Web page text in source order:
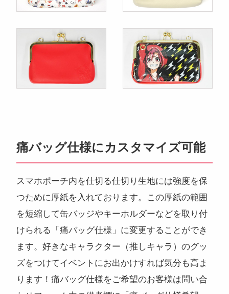
痛バッグ仕様にカスタマイズ可能
スマホポーチ内を仕切る仕切り生地には強度を保
つために厚紙を入れております。この厚紙の範囲
を短縮して缶バッジやキーホルダーなどを取り付
けられる「痛バッグ仕様」に変更することができ
ます。好きなキャラクター（推しキャラ）のグッ
ズをつけてイベントにお出かけすれば気分も高ま
ります！痛バッグ仕様をご希望のお客様は問い合